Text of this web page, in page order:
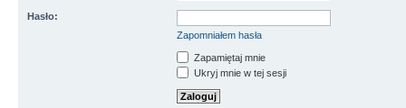
Hasło:
Zapomniałem hasła
Zapamiętaj mnie
Ukryj mnie w tej sesji